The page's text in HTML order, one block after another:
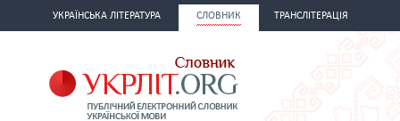
УКРАЇНСЬКА ЛІТЕРАТУРА СЛОВНИК ТРАНСЛІТЕРАЦІЯ